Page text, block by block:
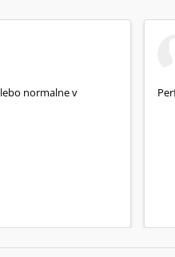
normalne v